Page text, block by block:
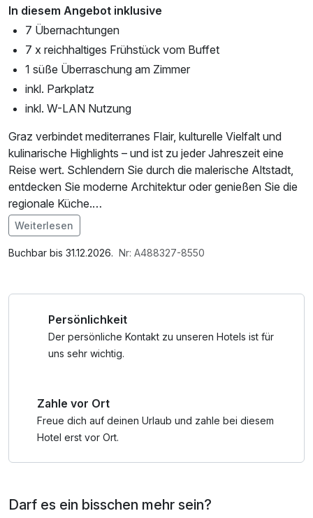
In diesem Angebot inklusive
7 Übernachtungen
7 x reichhaltiges Frühstück vom Buffet
1 süße Überraschung am Zimmer
inkl. Parkplatz
inkl. W-LAN Nutzung
Graz verbindet mediterranes Flair, kulturelle Vielfalt und
kulinarische Highlights – und ist zu jeder Jahreszeit eine
Reise wert. Schlendern Sie durch die malerische Altstadt,
entdecken Sie moderne Architektur oder genießen Sie die
regionale Küche.
Ob Frühling, Sommer, Herbst oder Winter – Graz
überrascht zu jeder Jahreszeit mit seinem besonderen
Im Angebot enthalten
Parkplatz, W-LAN Nutzung / Internetnutzung
Weiterlesen
Buchbar bis 31.12.2026. Nr: A488327-8550
Persönlichkeit
Der persönliche Kontakt zu unseren Hotels ist für
uns sehr wichtig.
Zahle vor Ort
Freue dich auf deinen Urlaub und zahle bei diesem
Hotel erst vor Ort.
Darf es ein bisschen mehr sein?